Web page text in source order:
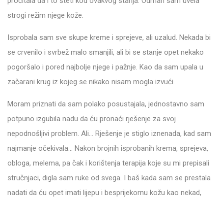
strogi režim njege kože.
Isprobala sam sve skupe kreme i sprejeve, ali uzalud. Nekada bi
se crvenilo i svrbež malo smanjili, ali bi se stanje opet nekako
pogoršalo i pored najbolje njege i pažnje. Kao da sam upala u
začarani krug iz kojeg se nikako nisam mogla izvući.
Moram priznati da sam polako posustajala, jednostavno sam
potpuno izgubila nadu da ću pronaći rješenje za svoj
nepodnošljivi problem. Ali… Rješenje je stiglo iznenada, kad sam
najmanje očekivala… Nakon brojnih isprobanih krema, sprejeva,
obloga, melema, pa čak i korištenja terapija koje su mi prepisali
stručnjaci, digla sam ruke od svega. I baš kada sam se prestala
nadati da ću opet imati lijepu i besprijekornu kožu kao nekad,